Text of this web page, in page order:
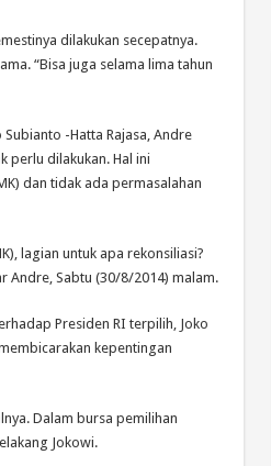
dilakukan secepatnya.
“Bisa juga selama lima tahun
-Hatta Rajasa, Andre
perlu dilakukan. Hal ini
dan tidak ada permasalahan
lagian untuk apa rekonsiliasi?
Andre, Sabtu (30/8/2014) malam.
Presiden RI terpilih, Joko
kepentingan
Dalam bursa pemilihan
Jokowi.